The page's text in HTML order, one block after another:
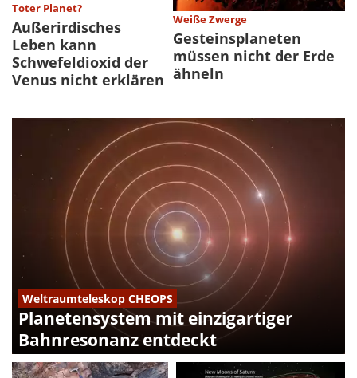
Toter Planet?
Außerirdisches
Leben kann
Schwefeldioxid der
Venus nicht erklären
Weiße Zwerge
Gesteinsplaneten
müssen nicht der Erde
ähneln
Weltraumteleskop CHEOPS
Planetensystem mit einzigartiger
Bahnresonanz entdeckt